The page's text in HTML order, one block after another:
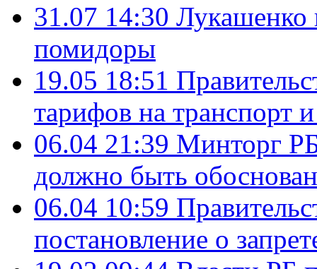
31.07 14:30 Лукашенко
помидоры
19.05 18:51
тарифов на транспорт
06.04 21:39 Минторг
должно быть
06.04 10:59
постановление о